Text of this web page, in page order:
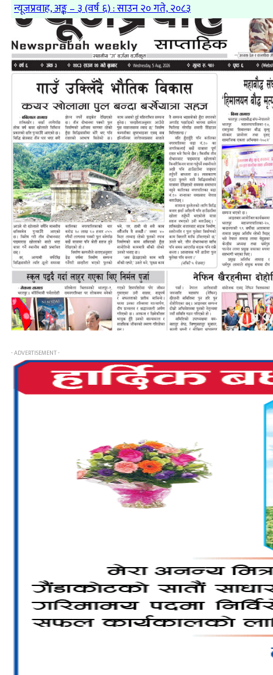
न्यूजप्रवाह, अङ्क – ३ (वर्ष ६) : साउन २० गते, २०८३
- ADVERTISEMENT -